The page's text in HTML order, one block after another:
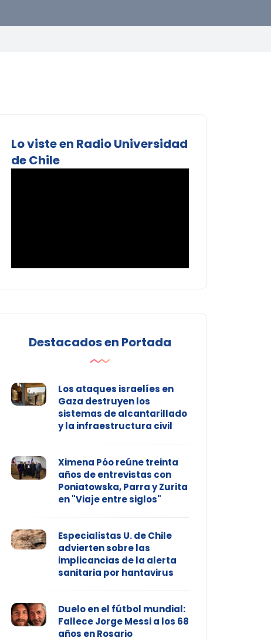
Lo viste en Radio Universidad
de Chile
Destacados en Portada
Los ataques israelíes en
Gaza destruyen los
sistemas de alcantarillado
y la infraestructura civil
Ximena Póo reúne treinta
años de entrevistas con
Poniatowska, Parra y Zurita
en "Viaje entre siglos"
Especialistas U. de Chile
advierten sobre las
implicancias de la alerta
sanitaria por hantavirus
Duelo en el fútbol mundial:
Fallece Jorge Messi a los 68
años en Rosario